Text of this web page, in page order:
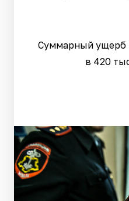
Суммарный ущерб
в 420